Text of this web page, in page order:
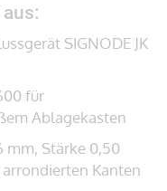
SIGNODE JK
für
Ablagekasten
mm, Stärke 0,50
Kanten